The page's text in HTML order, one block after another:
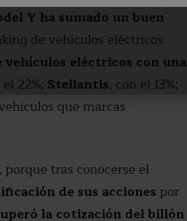
Y ha sumado un buen
de vehículos eléctricos.
eléctricos con una
22%; Stellantis, con el 13%;
que marcas
tras conocerse el
de sus acciones por
la cotización del billón